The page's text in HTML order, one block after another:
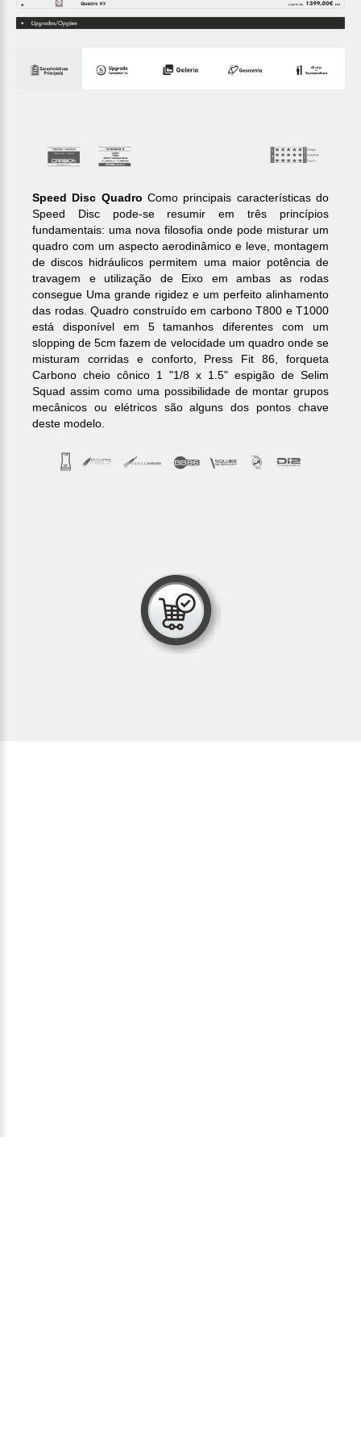
Speed Disc Quadro Como principais características do
Speed ​​Disc pode-se resumir em três princípios
fundamentais: uma nova filosofia onde pode misturar um
quadro com um aspecto aerodinâmico e leve, montagem
de discos hidráulicos permitem uma maior potência de
travagem e utilização de Eixo em ambas as rodas
consegue Uma grande rigidez e um perfeito alinhamento
das rodas. Quadro construído em carbono T800 e T1000
está disponível em 5 tamanhos diferentes com um
slopping de 5cm fazem de velocidade um quadro onde se
misturam corridas e conforto, Press Fit 86, forqueta
Carbono cheio cônico 1 "1/8 x 1.5" espigão de Selim
Squad assim como uma possibilidade de montar grupos
mecânicos ou elétricos são alguns dos pontos chave
deste modelo.